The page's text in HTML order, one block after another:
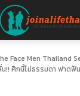
Face Men Thailand
!! ศึกนี้ไม่ธรรมดา ฟาดฟั